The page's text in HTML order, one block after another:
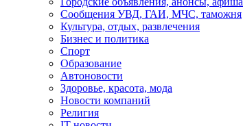
Сообщения УВД, ГАИ, МЧС, таможня
Культура, отдых, развлечения
Бизнес и политика
Спорт
Образование
Автоновости
Здоровье, красота, мода
Новости компаний
Религия